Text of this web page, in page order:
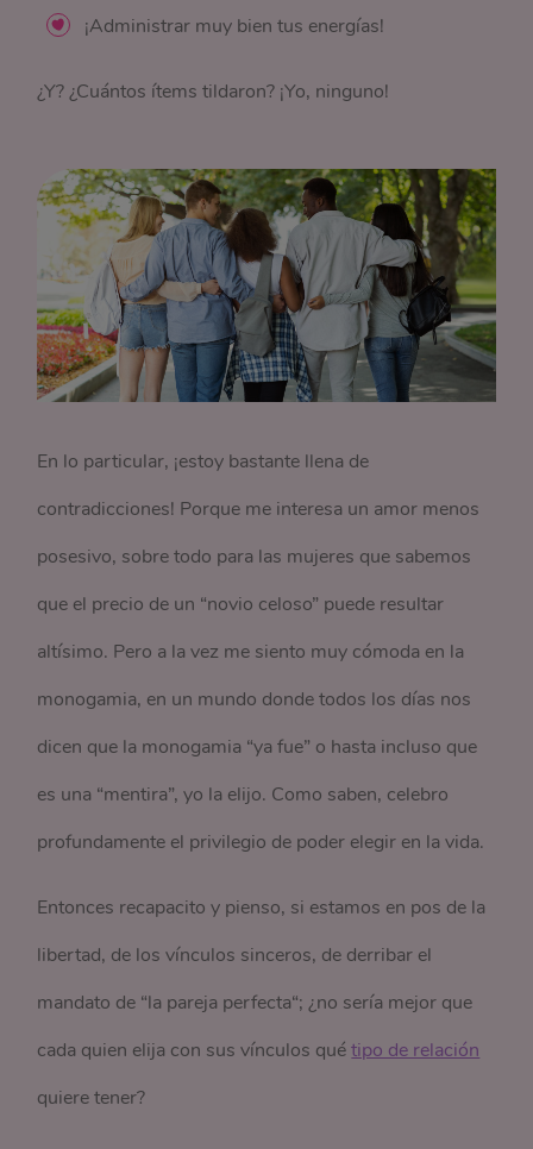
¡Administrar muy bien tus energías!
¿Y? ¿Cuántos ítems tildaron? ¡Yo, ninguno!
En lo particular, ¡estoy bastante llena de
contradicciones! Porque me interesa un amor menos
posesivo, sobre todo para las mujeres que sabemos
que el precio de un “novio celoso” puede resultar
altísimo. Pero a la vez me siento muy cómoda en la
monogamia, en un mundo donde todos los días nos
dicen que la monogamia “ya fue” o hasta incluso que
es una “mentira”, yo la elijo. Como saben, celebro
profundamente el privilegio de poder elegir en la vida.
Entonces recapacito y pienso, si estamos en pos de la
libertad, de los vínculos sinceros, de derribar el
mandato de “la pareja perfecta“; ¿no sería mejor que
cada quien elija con sus vínculos quétipo de relación
quiere tener?